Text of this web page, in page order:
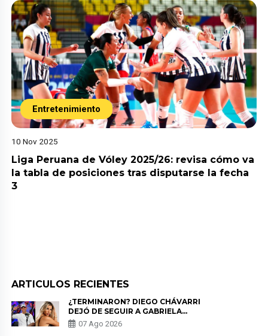
Entretenimiento
10 Nov 2025
Liga Peruana de Vóley 2025/26: revisa cómo va
la tabla de posiciones tras disputarse la fecha
3
ARTICULOS RECIENTES
¿TERMINARON? DIEGO CHÁVARRI
DEJÓ DE SEGUIR A GABRIELA
HERRERA Y ANUNCIA SU SALIDA
DE PÓDCAST
07 Ago 2026